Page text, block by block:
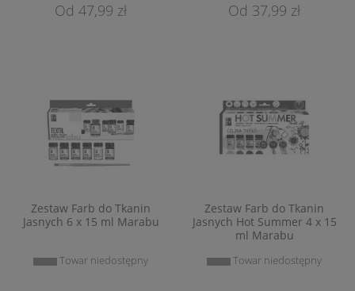
47,99 zł 37,99 zł
Zestaw Farb do Tkanin
Jasnych 6 x 15 ml Marabu
Towar niedostępny
Zestaw Farb do Tkanin
Jasnych Hot Summer 4 x 15
ml Marabu
Towar niedostępny